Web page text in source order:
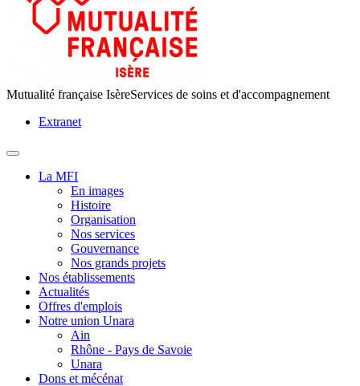
Mutualité française IsèreServices de soins et d'accompagnement
Extranet
MENU
PRINCIPAL
La MFI
En images
Histoire
Organisation
Nos services
Gouvernance
Nos grands projets
Nos établissements
Actualités
Offres d'emplois
Notre union Unara
Ain
Rhône - Pays de Savoie
Unara
Dons et mécénat